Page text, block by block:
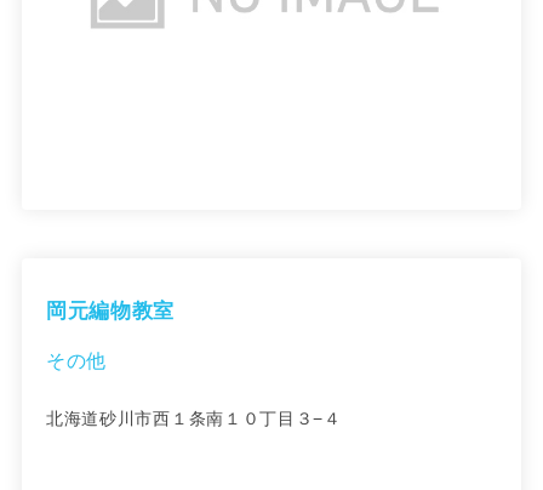
岡元編物教室
その他
北海道砂川市西１条南１０丁目３−４